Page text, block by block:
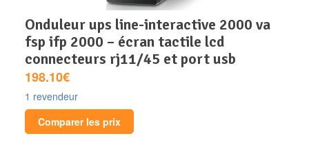
onduleur ups line-interactive 2000 va
fsp ifp 2000 – écran tactile lcd
connecteurs rj11/45 et port usb
198.10€
1 revendeur
Comparer les prix